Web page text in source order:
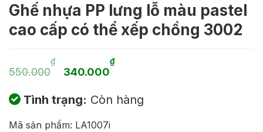
Ghế nhựa PP lưng lỗ màu pastel
cao cấp có thể xếp chồng 3002
550.000
₫
Giá
gốc
là:
340.000
₫Giá
hiện
tại
Tình trạng: Còn hàng
Mã sản phẩm: LA1007i